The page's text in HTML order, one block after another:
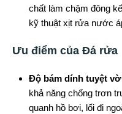
chất làm chậm đông
kỹ thuật xịt rửa nước
Ưu điểm của Đá rửa
Độ bám dính tuyệt
khả năng chống trơn
quanh hồ bơi, lối đi